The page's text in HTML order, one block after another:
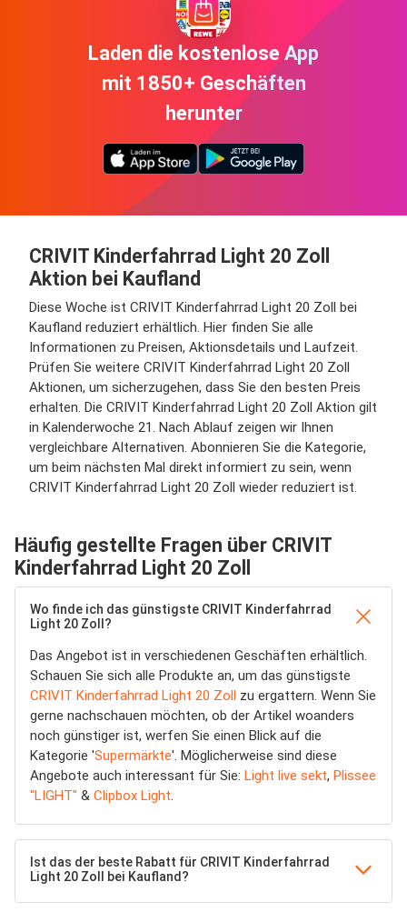
Laden die kostenlose App
mit 1850+ Geschäften
herunter
CRIVIT Kinderfahrrad Light 20 Zoll
Aktion bei Kaufland
Diese Woche ist CRIVIT Kinderfahrrad Light 20 Zoll bei
Kaufland reduziert erhältlich. Hier finden Sie alle
Informationen zu Preisen, Aktionsdetails und Laufzeit.
Prüfen Sie weitere CRIVIT Kinderfahrrad Light 20 Zoll
Aktionen, um sicherzugehen, dass Sie den besten Preis
erhalten. Die CRIVIT Kinderfahrrad Light 20 Zoll Aktion gilt
in Kalenderwoche 21. Nach Ablauf zeigen wir Ihnen
vergleichbare Alternativen. Abonnieren Sie die Kategorie,
um beim nächsten Mal direkt informiert zu sein, wenn
CRIVIT Kinderfahrrad Light 20 Zoll wieder reduziert ist.
Häufig gestellte Fragen über CRIVIT
Kinderfahrrad Light 20 Zoll
Wo finde ich das günstigste CRIVIT Kinderfahrrad
Light 20 Zoll?
Das Angebot ist in verschiedenen Geschäften erhältlich.
Schauen Sie sich alle Produkte an, um das günstigste
CRIVIT Kinderfahrrad Light 20 Zoll zu ergattern. Wenn Sie
gerne nachschauen möchten, ob der Artikel woanders
noch günstiger ist, werfen Sie einen Blick auf die
Kategorie 'Supermärkte'. Möglicherweise sind diese
Angebote auch interessant für Sie: Light live sekt, Plissee
"LIGHT" & Clipbox Light.
Ist das der beste Rabatt für CRIVIT Kinderfahrrad
Light 20 Zoll bei Kaufland?